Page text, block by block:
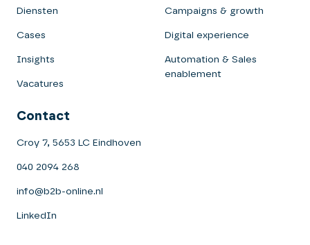
Diensten
Cases
Insights
Vacatures
Campaigns & growth
Digital experience
Automation & Sales
enablement
Contact
Croy 7, 5653 LC Eindhoven
040 2094 268
info@b2b-online.nl
LinkedIn